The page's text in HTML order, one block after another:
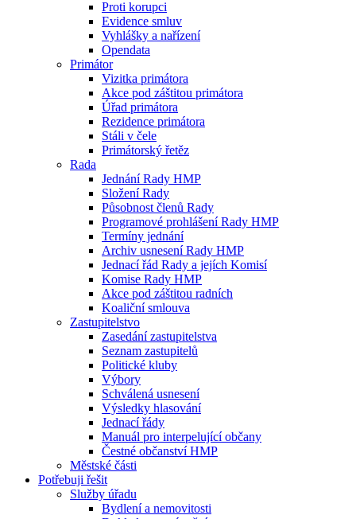
Proti korupci
Evidence smluv
Vyhlášky a nařízení
Opendata
Primátor
Vizitka primátora
Akce pod záštitou primátora
Úřad primátora
Rezidence primátora
Stáli v čele
Primátorský řetěz
Rada
Jednání Rady HMP
Složení Rady
Působnost členů Rady
Programové prohlášení Rady HMP
Termíny jednání
Archiv usnesení Rady HMP
Jednací řád Rady a jejích Komisí
Komise Rady HMP
Akce pod záštitou radních
Koaliční smlouva
Zastupitelstvo
Zasedání zastupitelstva
Seznam zastupitelů
Politické kluby
Výbory
Schválená usnesení
Výsledky hlasování
Jednací řády
Manuál pro interpelující občany
Čestné občanství HMP
Městské části
Potřebuji řešit
Služby úřadu
Bydlení a nemovitosti